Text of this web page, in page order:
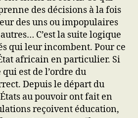
des décisions à la fois
des uns ou impopulaires
C’est la suite logique
qui leur incombent. Pour ce
africain en particulier. Si
qui est de l’ordre du
Depuis le départ du
au pouvoir ont fait en
reçoivent éducation,